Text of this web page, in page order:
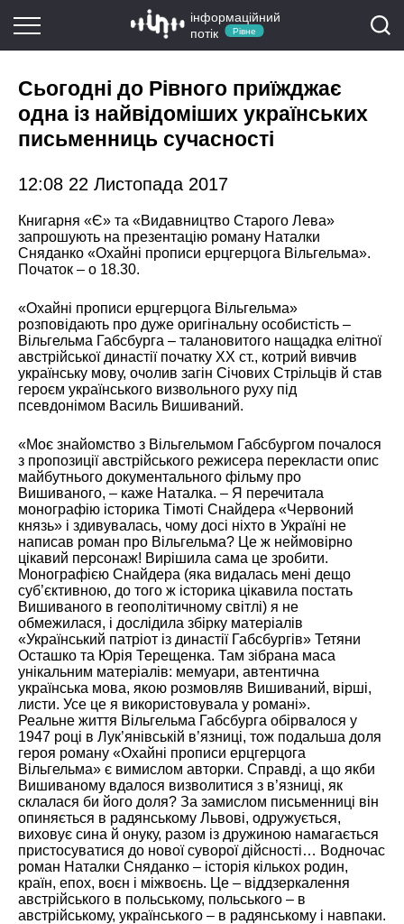
інформаційний
потік
Рівне
Сьогодні до Рівного приїжджає
одна із найвідоміших українських
письменниць сучасності
12:08 22 Листопада 2017
Книгарня «Є» та «Видавництво Старого Лева»
запрошують на презентацію роману Наталки
Сняданко «Охайні прописи ерцгерцога Вільгельма».
Початок – о 18.30.
«Охайні прописи ерцгерцога Вільгельма»
розповідають про дуже оригінальну особистість –
Вільгельма Габсбурга – талановитого нащадка елітної
австрійської династії початку ХХ ст., котрий вивчив
українську мову, очолив загін Січових Стрільців й став
героєм українського визвольного руху під
псевдонімом Василь Вишиваний.
«Моє знайомство з Вільгельмом Габсбургом почалося
з пропозиції австрійського режисера перекласти опис
майбутнього документального фільму про
Вишиваного, – каже Наталка. – Я перечитала
монографію історика Тімоті Снайдера «Червоний
князь» і здивувалась, чому досі ніхто в Україні не
написав роман про Вільгельма? Це ж неймовірно
цікавий персонаж! Вирішила сама це зробити.
Монографією Снайдера (яка видалась мені дещо
суб’єктивною, до того ж історика цікавила постать
Вишиваного в геополітичному світлі) я не
обмежилася, і дослідила збірку матеріалів
«Український патріот із династії Габсбургів» Тетяни
Осташко та Юрія Терещенка. Там зібрана маса
унікальним матеріалів: мемуари, автентична
українська мова, якою розмовляв Вишиваний, вірші,
листи. Усе це я використовувала у романі».
Реальне життя Вільгельма Габсбурга обірвалося у
1947 році в Лук’янівській в’язниці, тож подальша доля
героя роману «Охайні прописи ерцгерцога
Вільгельма» є вимислом авторки. Справді, а що якби
Вишиваному вдалося визволитися з в’язниці, як
склалася би його доля? За замислом письменниці він
опиняється в радянському Львові, одружується,
виховує сина й онуку, разом із дружиною намагається
пристосуватися до нової суворої дійсності… Водночас
роман Наталки Сняданко – історія кількох родин,
країн, епох, воєн і міжвоєнь. Це – віддзеркалення
австрійського в польському, польського – в
австрійському, українського – в радянському і навпаки.